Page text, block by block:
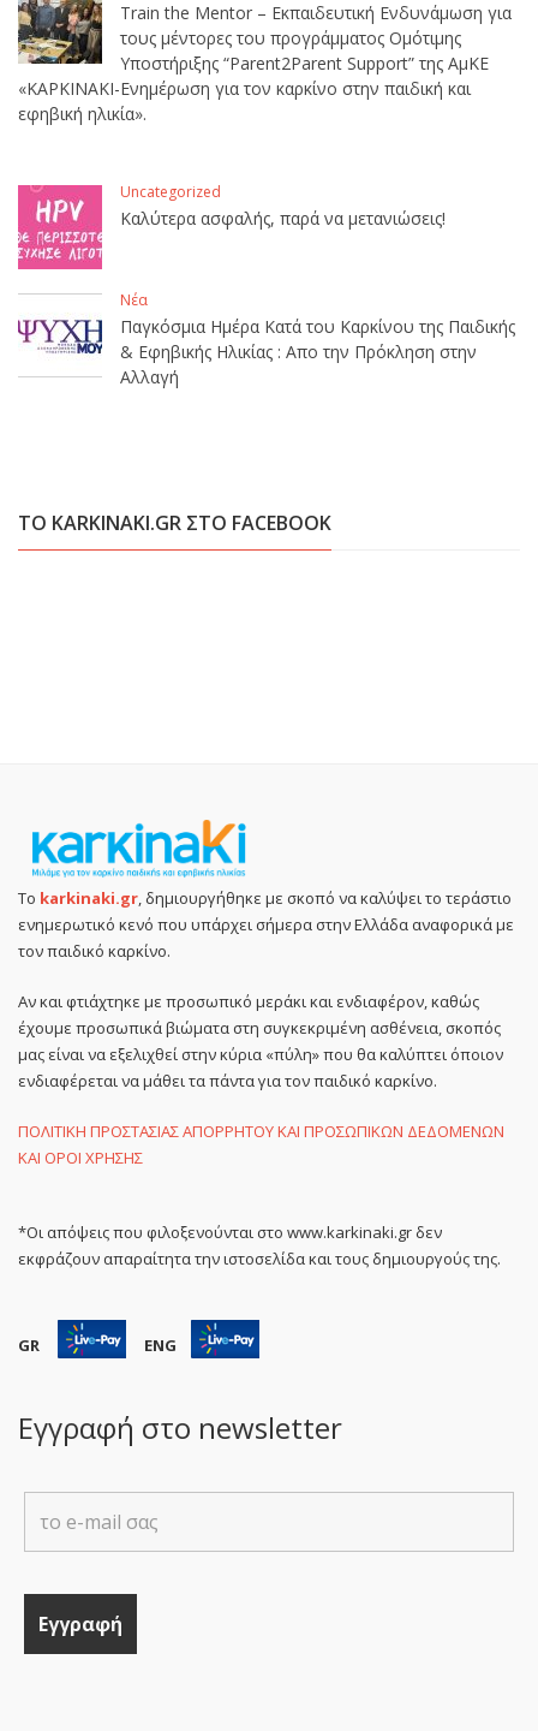
Train the Mentor – Εκπαιδευτική Ενδυνάμωση για
τους μέντορες του προγράμματος Ομότιμης
Υποστήριξης “Parent2Parent Support” της ΑμΚΕ
«ΚΑΡΚΙΝΑΚΙ-Ενημέρωση για τον καρκίνο στην παιδική και
εφηβική ηλικία».
Uncategorized
Καλύτερα ασφαλής, παρά να μετανιώσεις!
Νέα
Παγκόσμια Ημέρα Κατά του Καρκίνου της Παιδικής
& Εφηβικής Ηλικίας : Απο την Πρόκληση στην
Αλλαγή
ΤΟ KARKINAKI.GR ΣΤΟ FACEBOOK
Το karkinaki.gr, δημιουργήθηκε με σκοπό να καλύψει το τεράστιο
ενημερωτικό κενό που υπάρχει σήμερα στην Ελλάδα αναφορικά με
τον παιδικό καρκίνο.
Αν και φτιάχτηκε με προσωπικό μεράκι και ενδιαφέρον, καθώς
έχουμε προσωπικά βιώματα στη συγκεκριμένη ασθένεια, σκοπός
μας είναι να εξελιχθεί στην κύρια «πύλη» που θα καλύπτει όποιον
ενδιαφέρεται να μάθει τα πάντα για τον παιδικό καρκίνο.
ΠΟΛΙΤΙΚΗ ΠΡΟΣΤΑΣΙΑΣ ΑΠΟΡΡΗΤΟΥ ΚΑΙ ΠΡΟΣΩΠΙΚΩΝ ΔΕΔΟΜΕΝΩΝ
ΚΑΙ ΟΡΟΙ ΧΡΗΣΗΣ
*Οι απόψεις που φιλοξενούνται στο www.karkinaki.gr δεν
εκφράζουν απαραίτητα την ιστοσελίδα και τους δημιουργούς της.
GR ENG
Εγγραφή στο newsletter